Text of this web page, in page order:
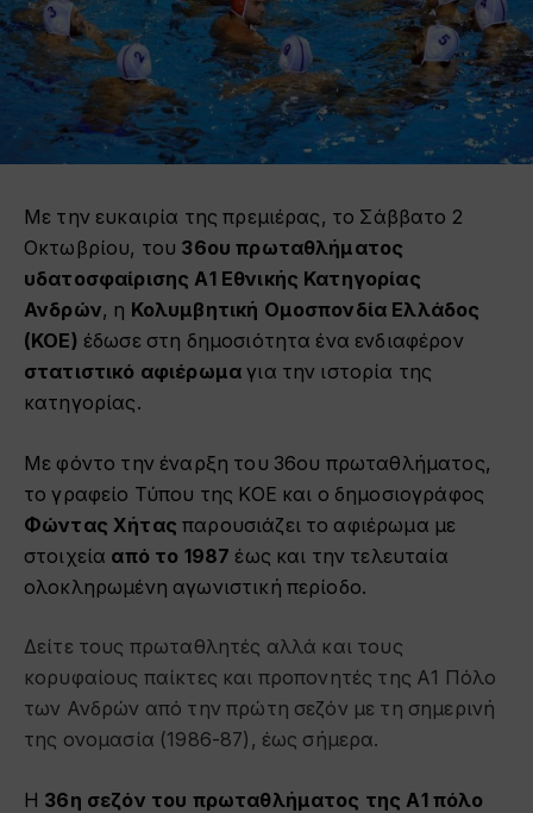
Με την ευκαιρία της πρεμιέρας, το Σάββατο 2
Οκτωβρίου, του 36ου πρωταθλήματος
υδατοσφαίρισης Α1 Εθνικής Κατηγορίας
Ανδρών, η Κολυμβητική Ομοσπονδία Ελλάδος
(ΚΟΕ) έδωσε στη δημοσιότητα ένα ενδιαφέρον
στατιστικό αφιέρωμα για την ιστορία της
κατηγορίας.
Με φόντο την έναρξη του 36ου πρωταθλήματος,
το γραφείο Τύπου της ΚΟΕ και ο δημοσιογράφος
Φώντας Χήτας παρουσιάζει το αφιέρωμα με
στοιχεία από το 1987 έως και την τελευταία
ολοκληρωμένη αγωνιστική περίοδο.
Δείτε τους πρωταθλητές αλλά και τους
κορυφαίους παίκτες και προπονητές της Α1 Πόλο
των Ανδρών από την πρώτη σεζόν με τη σημερινή
της ονομασία (1986-87), έως σήμερα.
Η 36η σεζόν του πρωταθλήματος της Α1 πόλο